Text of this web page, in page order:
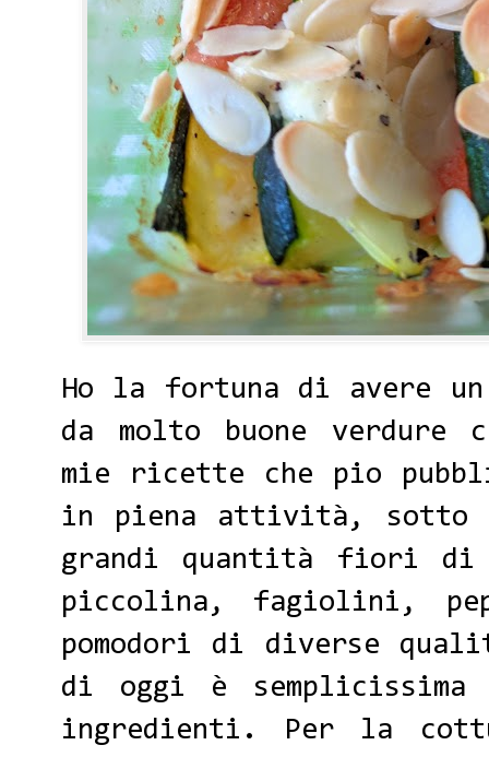
Ho la fortuna di avere
da molto buone
mie ricette che pio
in piena attività, sotto
grandi quantità fiori di
piccolina, fagiolini,
pomodori di diverse
di oggi è
ingredienti. Per la